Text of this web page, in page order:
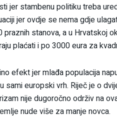
jer stambenu politiku treba
jer ovdje se nema gdje
stanova, a u Hrvatskoj
plaćati i po 3000 eura za
efekt jer mlađa populacija
sami europski vrh. Riječ je o
nije dugoročno održiv na
nude više za manje novca.